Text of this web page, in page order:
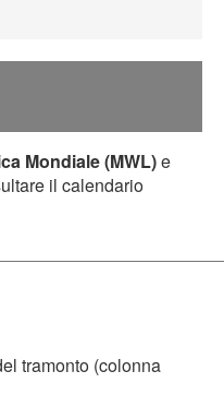
Mondiale (MWL)e
il calendario
tramonto (colonna